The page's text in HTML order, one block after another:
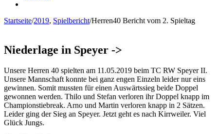
Startseite/2019, Spielbericht/Herren40 Bericht vom 2. Spieltag
Niederlage in Speyer ->
Unsere Herren 40 spielten am 11.05.2019 beim TC RW Speyer II.
Unsere Mannschaft konnte bei ganz engen Einzeln leider nur eins
gewinnen. Somit mussten für einen Auswärtssieg beide Doppel
gewonnen werden. Thilo und Stefan verloren ihr Doppel knapp im
Championstiebreak. Arno und Martin verloren knapp in 2 Sätzen.
Leider ging der Sieg an Speyer. Jetzt geht es nach Kirrweiler. Viel
Glück Jungs.